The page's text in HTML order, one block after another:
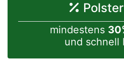
mindestens
und schnell